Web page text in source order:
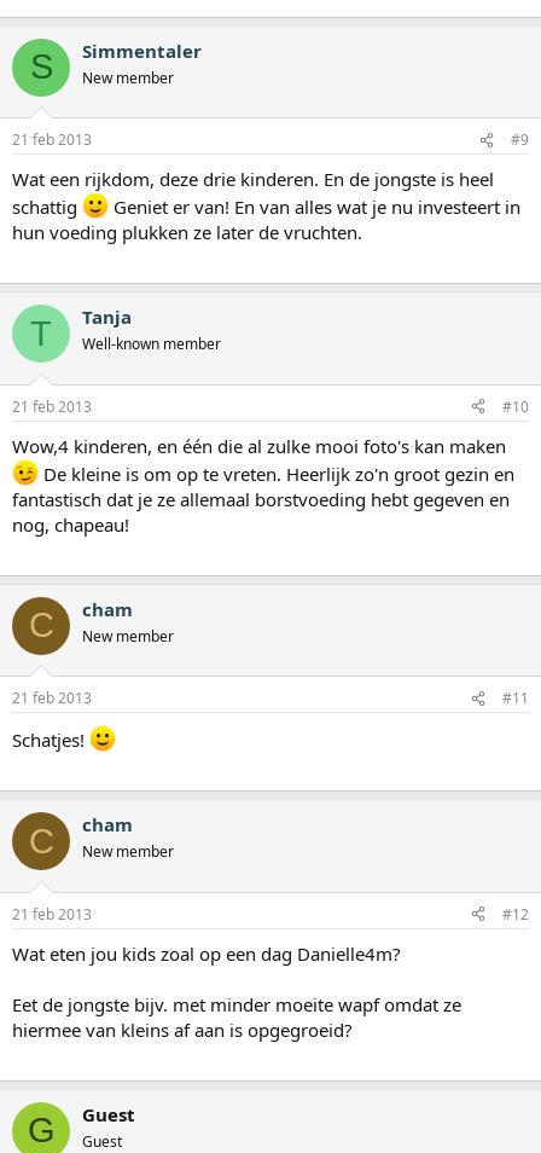
S Simmentaler
New member
21 feb 2013 #9
Wat een rijkdom, deze drie kinderen. En de jongste is heel
schattig
Geniet er van! En van alles wat je nu investeert in
hun voeding plukken ze later de vruchten.
T Tanja
Well-known member
21 feb 2013 #10
Wow,4 kinderen, en één die al zulke mooi foto's kan maken
De kleine is om op te vreten. Heerlijk zo'n groot gezin en
fantastisch dat je ze allemaal borstvoeding hebt gegeven en
nog, chapeau!
C cham
New member
21 feb 2013 #11
Schatjes!
C cham
New member
21 feb 2013 #12
Wat eten jou kids zoal op een dag Danielle4m?
Eet de jongste bijv. met minder moeite wapf omdat ze
hiermee van kleins af aan is opgegroeid?
G Guest
Guest